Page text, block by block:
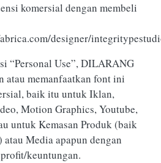
komersial dengan membeli
designer/
“Personal Use”, DILARANG
atau memanfaatkan font ini
baik itu untuk Iklan,
Motion Graphics, Youtube,
untuk Kemasan Produk (baik
Media apapun dengan
keuntungan.